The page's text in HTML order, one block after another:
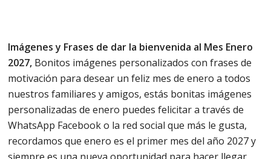
Imágenes y Frases de dar la bienvenida al Mes Enero
2027, Bonitos imágenes personalizados con frases de
motivación para desear un feliz mes de enero a todos
nuestros familiares y amigos, estás bonitas imágenes
personalizadas de enero puedes felicitar a través de
WhatsApp Facebook o la red social que más le gusta,
recordamos que enero es el primer mes del año 2027 y